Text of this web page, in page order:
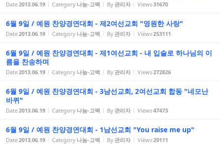
Date2013.06.19 Category 나눔-고백 By 관리자 Views31670
6월 9일 / 예원 찬양경연대회 - 제2여선교회 "영원한 사랑"
Date2013.06.19 Category 나눔-고백 By 관리자 Views253111
6월 9일 / 예원 찬양경연대회 - 제1여선교회 - 내 입술로 하나님의 이
름을 찬송하며
Date2013.06.19 Category 나눔-고백 By 관리자 Views272826
6월 9일 / 예원 찬양경연대회 - 3남선교회, 2여선교회 합동 "네모난
바퀴"
Date2013.06.19 Category 나눔-고백 By 관리자 Views47473
6월 9일 / 예원 찬양경연대회 - 1남선교회 "You raise me up"
Date2013.06.19 Category 나눔-고백 By 관리자 Views29111